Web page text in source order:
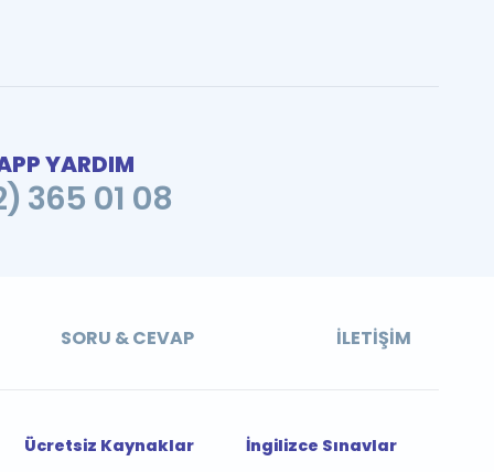
YARDIM
365 01 08
SORU & CEVAP İLETIŞIM
Ücretsiz Kaynaklar
İngilizce Sınavlar